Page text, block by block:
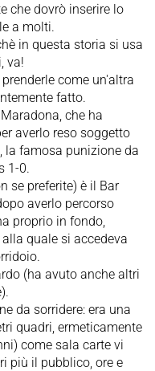
che dovrò inserire lo
a molti.
in questa storia si usa
va!
come un'altra
fatto.
che ha
averlo reso soggetto
la famosa punizione da
1-0.
se preferite) è il Bar
averlo percorso
proprio in fondo,
quale si accedeva
(ha avuto anche altri
da sorridere: era una
quadri, ermeticamente
come sala carte vi
più il pubblico, ore e